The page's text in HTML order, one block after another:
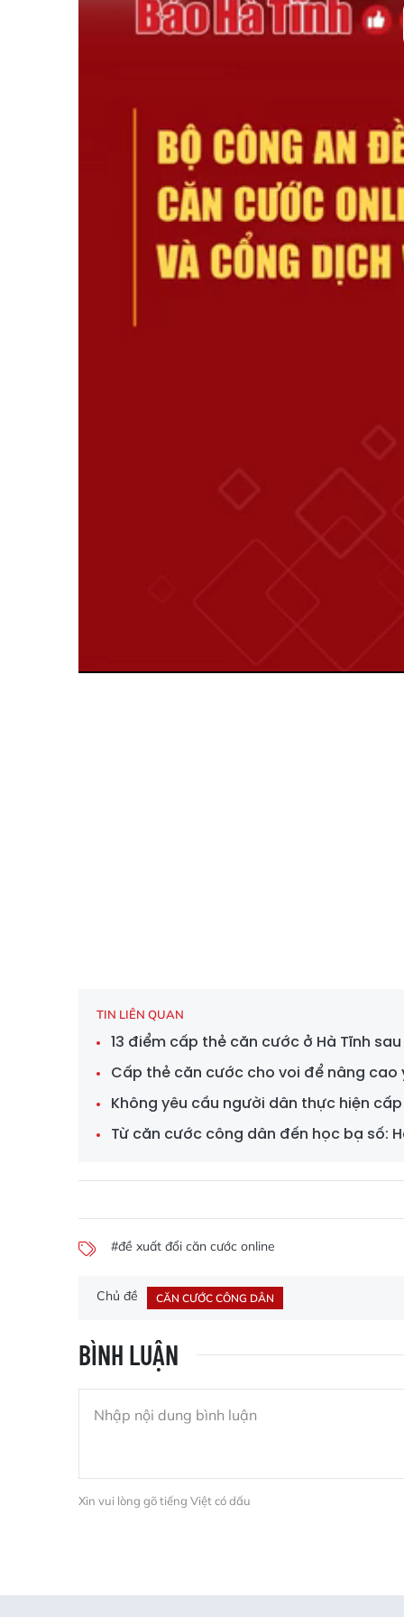
TIN LIÊN QUAN
13 điểm cấp thẻ căn cước ở Hà Tĩnh
Cấp thẻ căn cước cho voi để nâng
Không yêu cầu người dân thực hiện
Từ căn cước công dân đến học bạ số:
#đề xuất đổi căn cước online
Chủ đề CĂN CƯỚC CÔNG DÂN
BÌNH LUẬN
Xin vui lòng gõ tiếng Việt có dấu